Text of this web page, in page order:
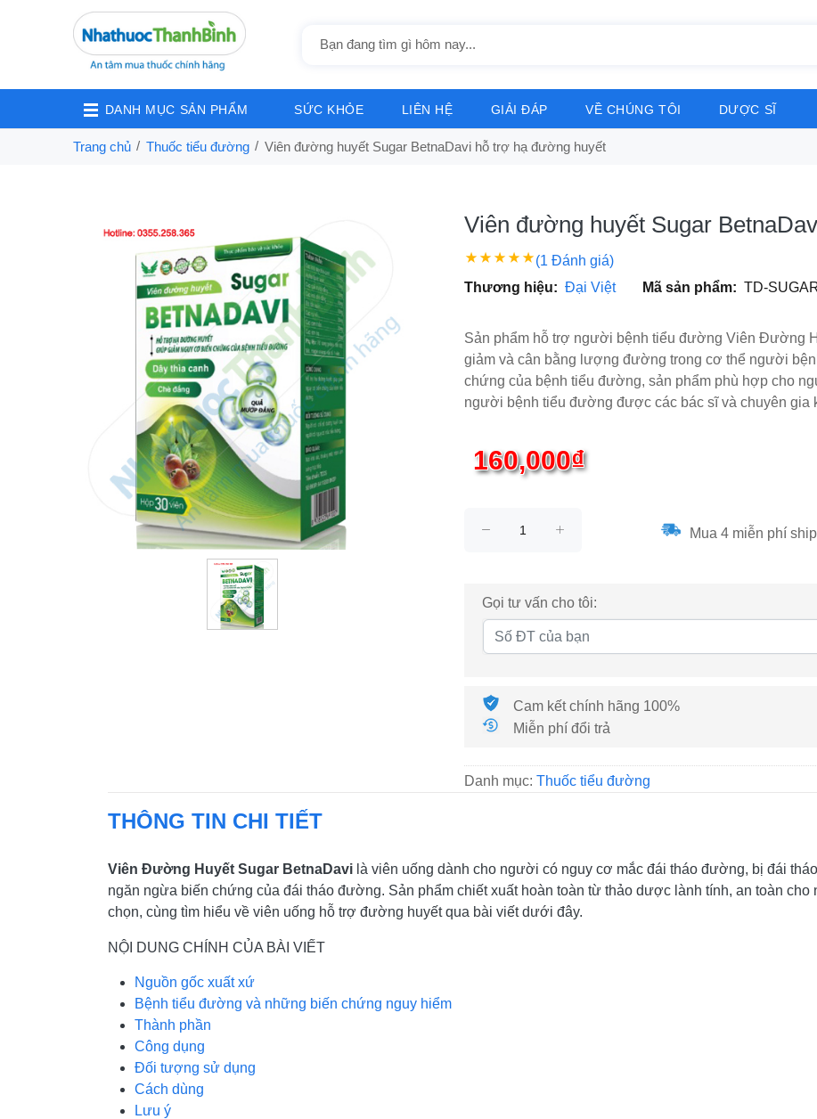
DANH MỤC SẢN PHẨM SỨC KHỎE LIÊN HỆ GIẢI ĐÁP VỀ CHÚNG TÔI DƯỢC SĨ
Trang chủ Thuốc tiểu đường Viên đường huyết Sugar BetnaDavi hỗ trợ hạ đường huyết
Viên đường huyết Sugar
(1 Đánh giá)
Thương hiệu: Đại Việt Mã sản phẩm: TD-
Sản phẩm hỗ trợ người bệnh tiểu đường Viên Đường
giảm và cân bằng lượng đường trong cơ thể người
chứng của bệnh tiểu đường, sản phẩm phù hợp cho
người bệnh tiểu đường được các bác sĩ và chuyên gia
160,000₫
Mua 4 miễn phí ship
Gọi tư vấn cho tôi:
Cam kết chính hãng 100%
Miễn phí đổi trả
Danh mục: Thuốc tiểu đường
THÔNG TIN CHI TIẾT
Viên Đường Huyết Sugar BetnaDavi là viên uống dành cho người có nguy cơ mắc đái tháo đường, bị đái
ngăn ngừa biến chứng của đái tháo đường. Sản phẩm chiết xuất hoàn toàn từ thảo dược lành tính, an toàn
chọn, cùng tìm hiểu về viên uống hỗ trợ đường huyết qua bài viết dưới đây.
NỘI DUNG CHÍNH CỦA BÀI VIẾT
Nguồn gốc xuất xứ
Bệnh tiểu đường và những biến chứng nguy hiểm
Thành phần
Công dụng
Đối tượng sử dụng
Cách dùng
Lưu ý